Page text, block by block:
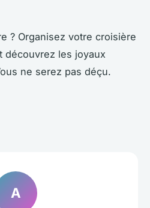
? Organisez votre croisière
découvrez les joyaux
ne serez pas déçu.
A